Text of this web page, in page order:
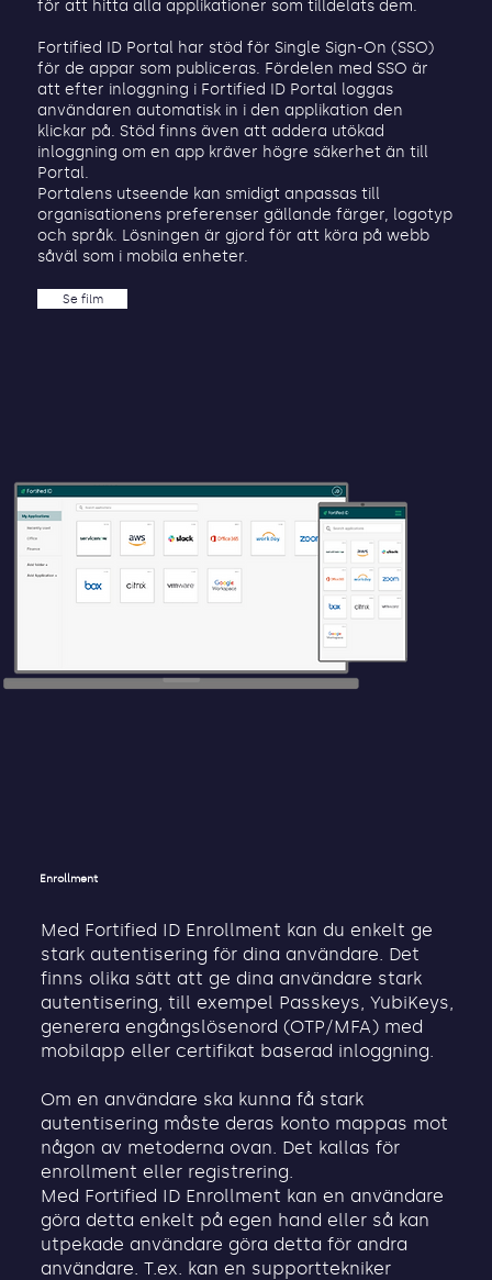
för att hitta alla applikationer som tilldelats dem.
Fortified ID Portal har stöd för Single Sign-On (SSO)
för de appar som publiceras. Fördelen med SSO är
att efter inloggning i Fortified ID Portal loggas
användaren automatisk in i den applikation den
klickar på. Stöd finns även att addera utökad
inloggning om en app kräver högre säkerhet än till
Portal.
Portalens utseende kan smidigt anpassas till
organisationens preferenser gällande färger, logotyp
och språk. Lösningen är gjord för att köra på webb
såväl som i mobila enheter.
Se film
Med Fortified ID Enrollment kan du enkelt ge
stark autentisering för dina användare. Det
finns olika sätt att ge dina användare stark
autentisering, till exempel Passkeys, YubiKeys,
generera engångslösenord (OTP/MFA) med
mobilapp eller certifikat baserad inloggning.
Om en användare ska kunna få stark
autentisering måste deras konto mappas mot
någon av metoderna ovan. Det kallas för
enrollment eller registrering.
Med Fortified ID Enrollment kan en användare
göra detta enkelt på egen hand eller så kan
utpekade användare göra detta för andra
användare. T.ex. kan en supporttekniker
Enrollment